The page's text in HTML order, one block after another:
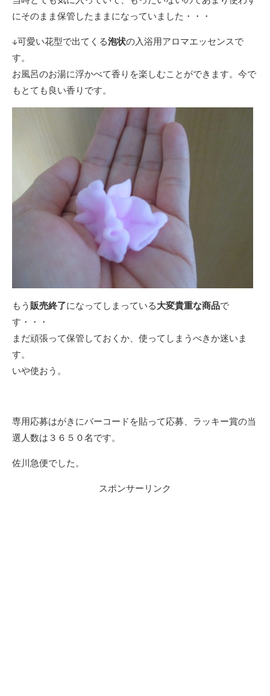
にそのまま保管したままになっていました・・・
↓可愛い花型で出てくる泡状の入浴用アロマエッセンスで
す。
お風呂のお湯に浮かべて香りを楽しむことができます。今で
もとても良い香りです。
もう 販売終了になってしまっている大変貴重な商品で
す・・・
まだ頑張って保管しておくか、使ってしまうべきか迷いま
す。
いや使おう。
専用応募はがきにバーコードを貼って応募、ラッキー賞の当
選人数は３６５０名です。
佐川急便でした。
スポンサーリンク